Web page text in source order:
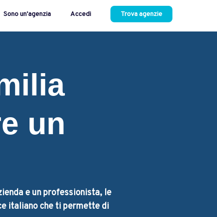
Sono un'agenzia Accedi Trova agenzie
un
e un professionista, le
italiano che ti permette di